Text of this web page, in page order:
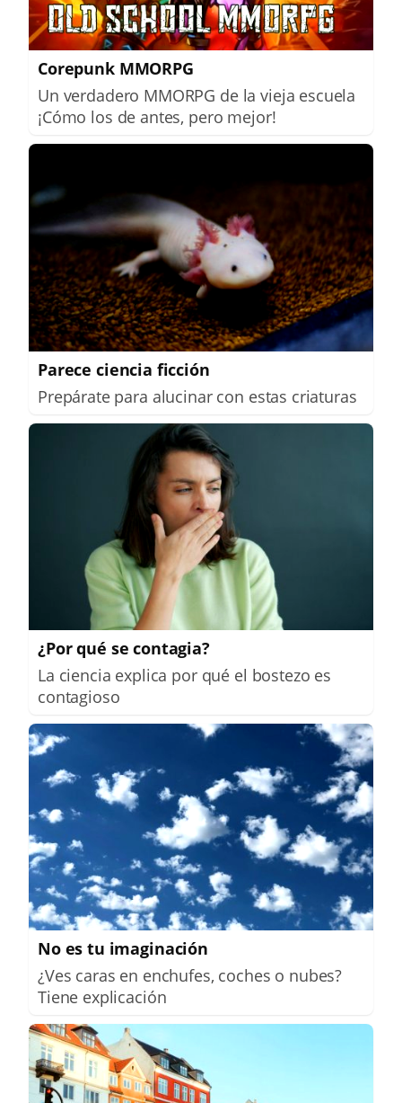
Corepunk MMORPG
Un verdadero MMORPG de la vieja escuela
¡Cómo los de antes, pero mejor!
Parece ciencia ficción
Prepárate para alucinar con estas criaturas
¿Por qué se contagia?
La ciencia explica por qué el bostezo es
contagioso
No es tu imaginación
¿Ves caras en enchufes, coches o nubes?
Tiene explicación